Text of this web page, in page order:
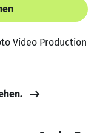
Video Production